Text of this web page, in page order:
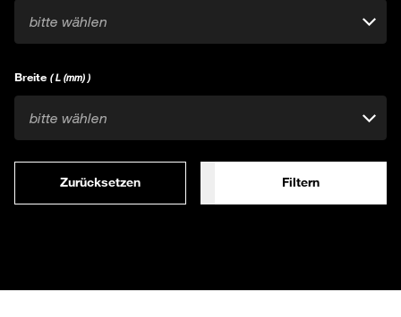
bitte wählen
Breite ( L (mm) )
bitte wählen
Zurücksetzen Filtern